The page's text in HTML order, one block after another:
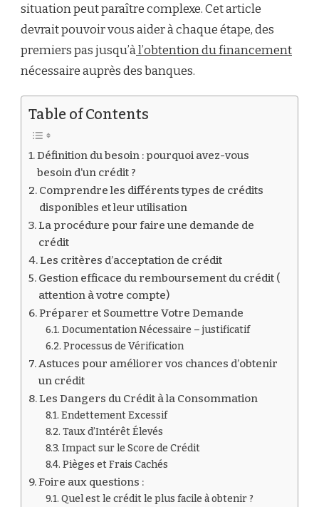
situation peut paraître complexe. Cet article
devrait pouvoir vous aider à chaque étape, des
premiers pas jusqu’àl’obtention du financement
nécessaire auprès des banques.
Table of Contents
Définition du besoin : pourquoi avez-vous
besoin d’un crédit ?
Comprendre les différents types de crédits
disponibles et leur utilisation
La procédure pour faire une demande de
crédit
Les critères d’acceptation de crédit
Gestion efficace du remboursement du crédit (
attention à votre compte)
Préparer et Soumettre Votre Demande
Documentation Nécessaire – justificatif
Processus de Vérification
Astuces pour améliorer vos chances d’obtenir
un crédit
Les Dangers du Crédit à la Consommation
Endettement Excessif
Taux d’Intérêt Élevés
Impact sur le Score de Crédit
Pièges et Frais Cachés
Foire aux questions :
Quel est le crédit le plus facile à obtenir ?